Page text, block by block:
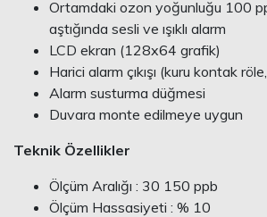
Ortamdaki ozon yoğunluğu 100
aştığında sesli ve ışıklı alarm
LCD ekran (128x64 grafik)
Harici alarm çıkışı (kuru kontak
Alarm susturma düğmesi
Duvara monte edilmeye uygun
Teknik Özellikler
Ölçüm Aralığı : 30 150 ppb
Ölçüm Hassasiyeti : % 10